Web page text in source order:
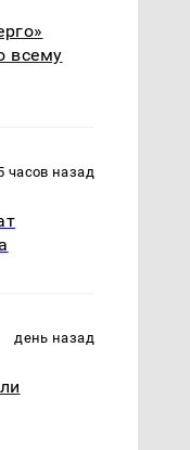
всему
часов назад
день назад